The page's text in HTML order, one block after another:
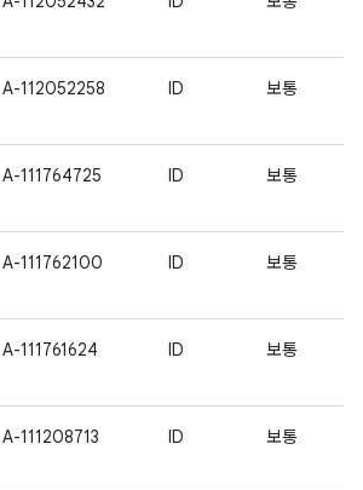
A-112052258 ID 보통
A-111764725 ID 보통
A-111762100 ID 보통
A-111761624 ID 보통
A-111208713 ID 보통